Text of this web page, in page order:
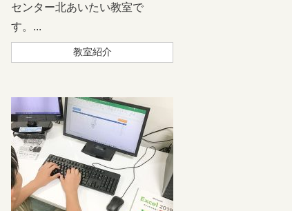
センター北あいたい教室で
す。...
教室紹介